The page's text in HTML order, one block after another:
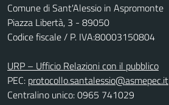
Comune di Sant'Alessio in Aspromonte
Piazza Libertà, 3 - 89050
Codice fiscale / P. IVA:80003150804
URP – Ufficio Relazioni con il pubblico
PEC: protocollo.santalessio@asmepec.it
Centralino unico: 0965 741029